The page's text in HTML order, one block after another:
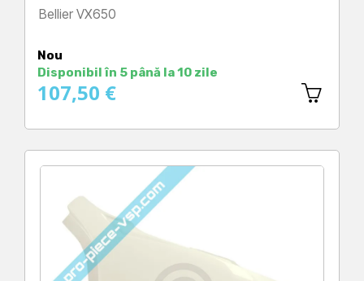
Bellier VX650
Nou
Disponibil în 5 până la 10 zile
107,50 €